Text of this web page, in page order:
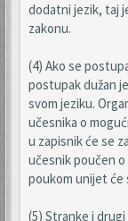
dodatni jezik, taj
zakonu.
(4) Ako se
postupak dužan
svom jeziku.
učesnika o
u zapisnik će se
učesnik poučen o
poukom unijet će
(5) Stranke i